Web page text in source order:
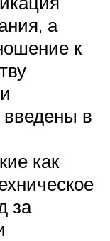
а
к
введены в
как
за